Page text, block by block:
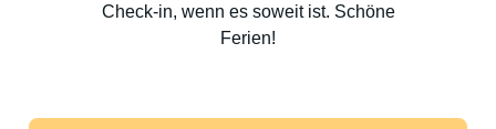
Check-in, wenn es soweit ist. Schöne
Ferien!